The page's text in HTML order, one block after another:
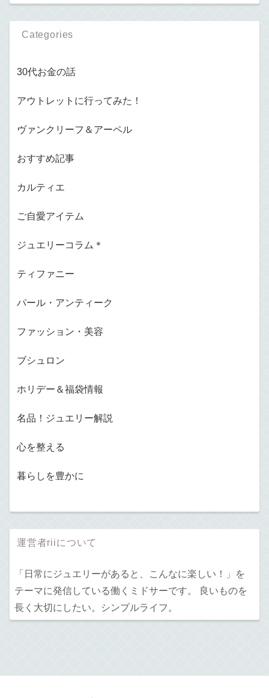
Categories
30代お金の話
アウトレットに行ってみた！
ヴァンクリーフ＆アーペル
おすすめ記事
カルティエ
ご自愛アイテム
ジュエリーコラム＊
ティファニー
パール・アンティーク
ファッション・美容
ブシュロン
ホリデー＆福袋情報
名品！ジュエリー解説
心を整える
暮らしを豊かに
運営者riiについて
「日常にジュエリーがあると、こんなに楽しい！」を
テーマに発信している働くミドサーです。 良いものを
長く大切にしたい。シンプルライフ。